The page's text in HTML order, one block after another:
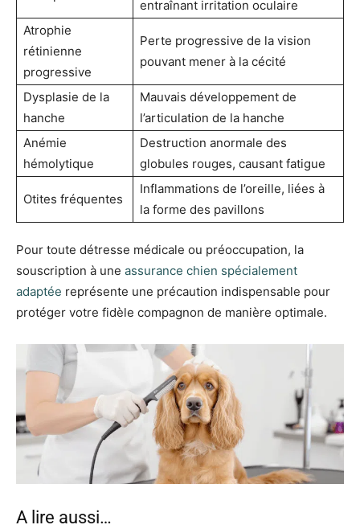
entraînant irritation oculaire
Atrophie
rétinienne
progressive
Perte progressive de la vision
pouvant mener à la cécité
Dysplasie de la
hanche
Mauvais développement de
l’articulation de la hanche
Anémie
hémolytique
Destruction anormale des
globules rouges, causant fatigue
Otites fréquentes
Inflammations de l’oreille, liées à
la forme des pavillons
Pour toute détresse médicale ou préoccupation, la
souscription à une assurance chien spécialement
adaptée représente une précaution indispensable pour
protéger votre fidèle compagnon de manière optimale.
A lire aussi…